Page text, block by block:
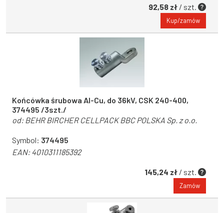
92,58 zł / szt.
Kup/zamów
Końcówka śrubowa Al-Cu, do 36kV, CSK 240-400,
374495 /3szt./
od: BEHR BIRCHER CELLPACK BBC POLSKA Sp. z o.o.
Symbol: 374495
EAN:4010311185392
145,24 zł / szt.
Zamów